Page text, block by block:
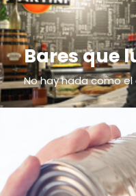
Bares que
No hay nada como